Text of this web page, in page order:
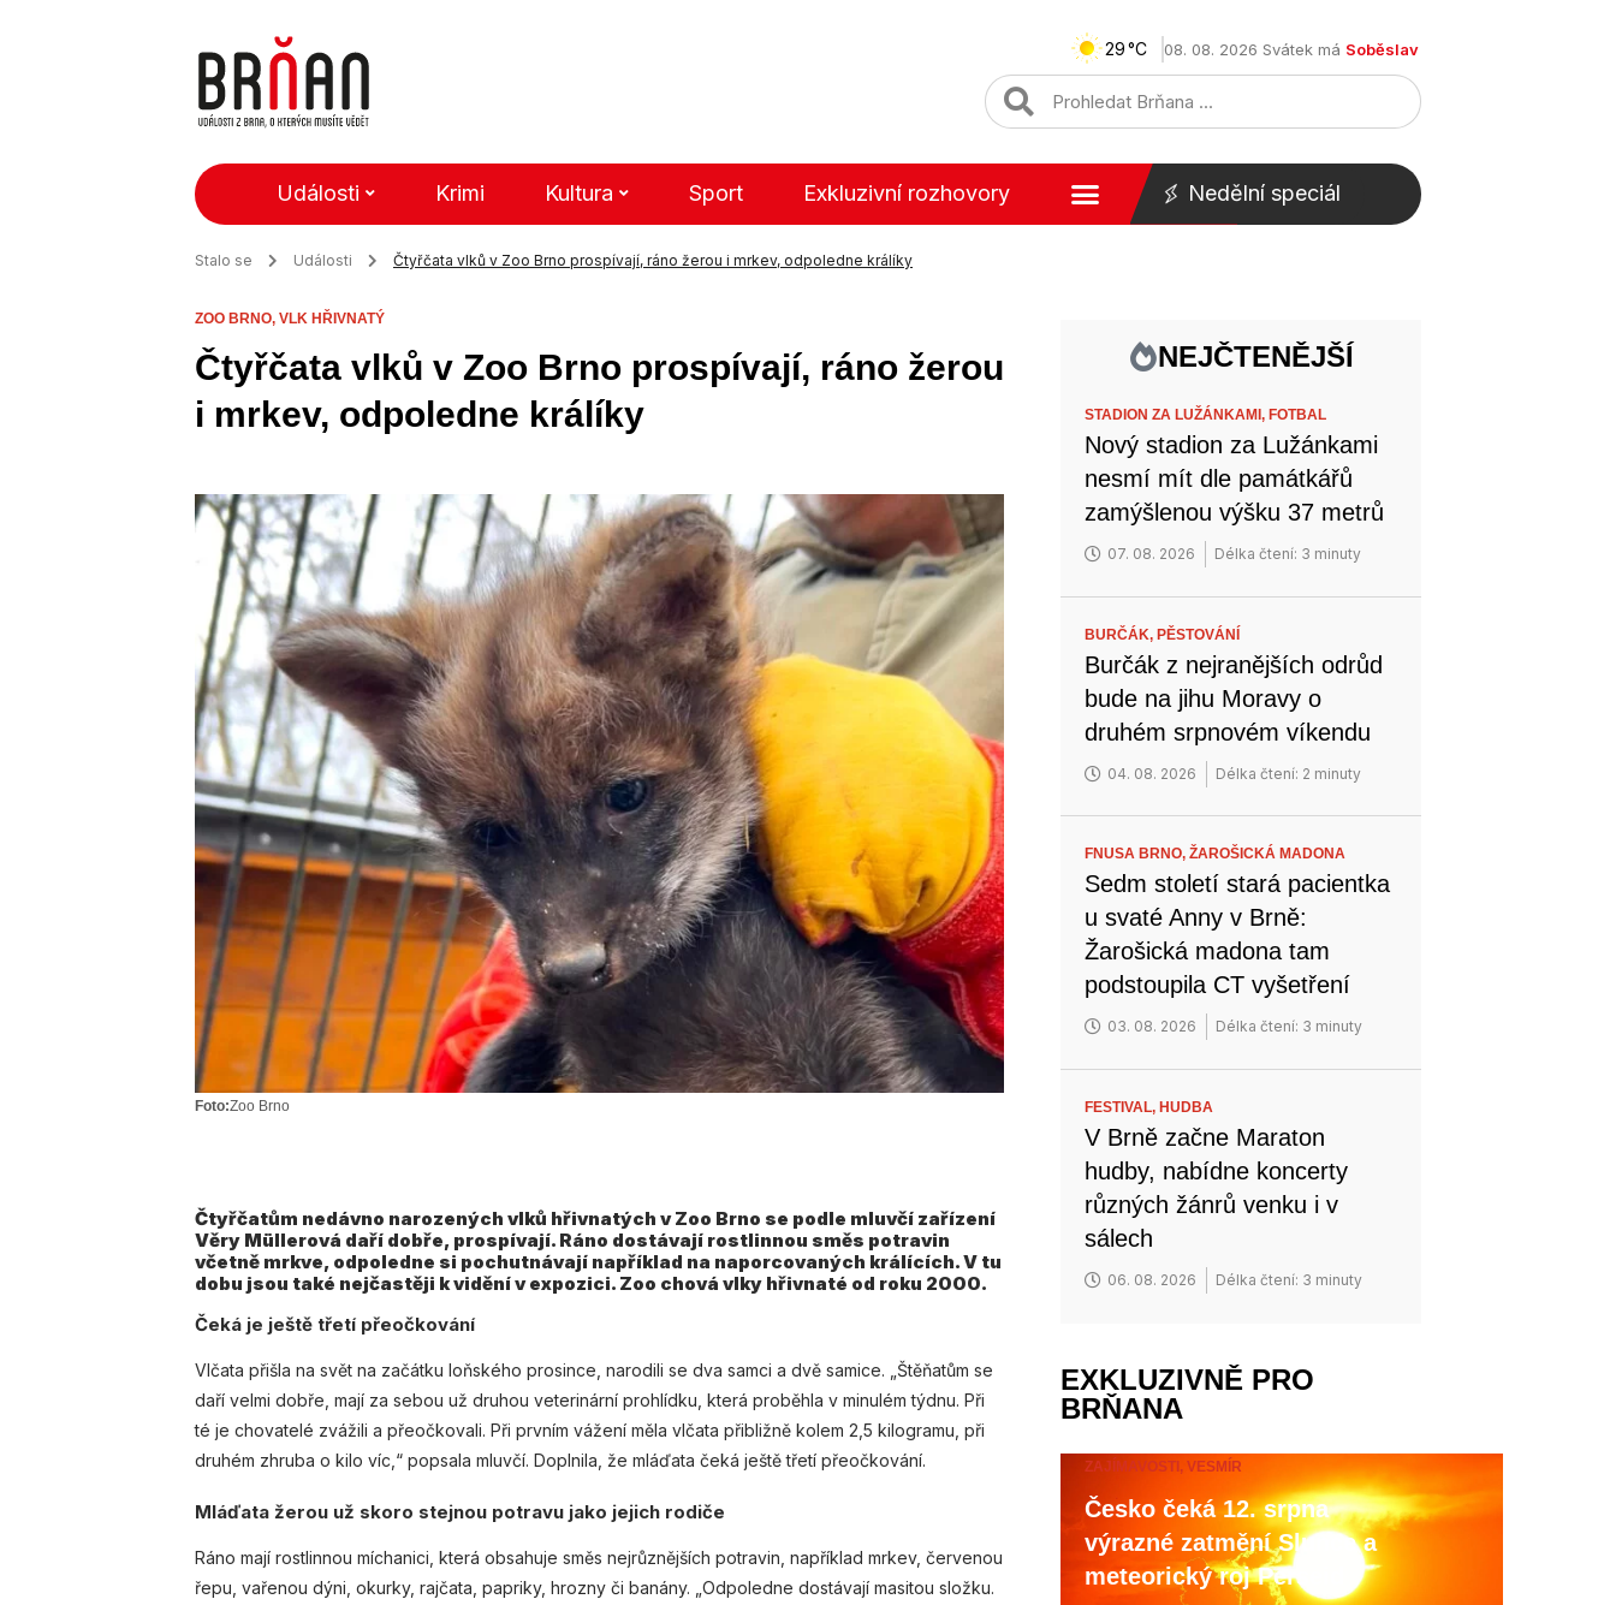
29 08. 08. 2026 Svátek má Soběslav
Události Krimi Kultura Sport Exkluzivní rozhovory Nedělní speciál
Stalo se Události Čtyřčata vlků v Zoo Brno prospívají, ráno žerou i mrkev, odpoledne králíky
ZOO BRNO, VLK HŘIVNATÝ
Čtyřčata vlků v Zoo Brno prospívají, ráno žerou
i mrkev, odpoledne králíky
Foto:Zoo Brno
Čtyřčatům nedávno narozených vlků hřivnatých v Zoo Brno se podle mluvčí zařízení
Věry Müllerová daří dobře, prospívají. Ráno dostávají rostlinnou směs potravin
včetně mrkve, odpoledne si pochutnávají například na naporcovaných králících. V tu
dobu jsou také nejčastěji k vidění v expozici. Zoo chová vlky hřivnaté od roku 2000.
Čeká je ještě třetí přeočkování
Vlčata přišla na svět na začátku loňského prosince, narodili se dva samci a dvě samice. „Štěňatům se
daří velmi dobře, mají za sebou už druhou veterinární prohlídku, která proběhla v minulém týdnu. Při
té je chovatelé zvážili a přeočkovali. Při prvním vážení měla vlčata přibližně kolem 2,5 kilogramu, při
druhém zhruba o kilo víc,“ popsala mluvčí. Doplnila, že mláďata čeká ještě třetí přeočkování.
Mláďata žerou už skoro stejnou potravu jako jejich rodiče
Ráno mají rostlinnou míchanici, která obsahuje směs nejrůznějších potravin, například mrkev, červenou
řepu, vařenou dýni, okurky, rajčata, papriky, hrozny či banány. „Odpoledne dostávají masitou složku.
NEJČTENĚJŠÍ
STADION ZA LUŽÁNKAMI, FOTBAL
Nový stadion za Lužánkami
nesmí mít dle památkářů
zamýšlenou výšku 37 metrů
07. 08. 2026 Délka čtení: 3 minuty
BURČÁK,PĚSTOVÁNÍ
Burčák z nejranějších odrůd
bude na jihu Moravy o
druhém srpnovém víkendu
04. 08. 2026 Délka čtení: 2 minuty
FNUSA BRNO,ŽAROŠICKÁ MADONA
Sedm století stará pacientka
u svaté Anny v Brně:
Žarošická madona tam
podstoupila CT vyšetření
03. 08. 2026 Délka čtení: 3 minuty
FESTIVAL,HUDBA
V Brně začne Maraton
hudby, nabídne koncerty
různých žánrů venku i v
sálech
06. 08. 2026 Délka čtení: 3 minuty
EXKLUZIVNĚ PRO
BRŇANA
ZAJÍMAVOSTI,VESMÍR
Česko čeká 12. srpna
výrazné zatmění Slunce a
meteorický roj Perseid